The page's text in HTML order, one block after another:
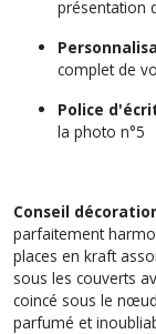
présentation
complet de
Police
la photo n°5
Conseil
parfaitement
places en kraft
sous les couverts
coincé sous le
parfumé et